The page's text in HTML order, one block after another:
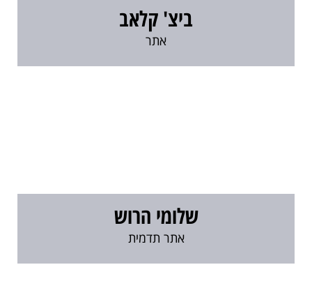
ביצ' קלאב
אתר
שלומי הרוש
אתר תדמית